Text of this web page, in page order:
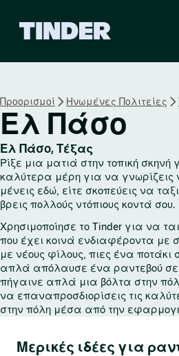
ή
σ
ε
ί
δ
α
T
n
d
e
r
Προορισμοί Ηνωμένες Πολιτείες
Ελ Πάσο
Ελ Πάσο, Τέξας
Ρίξε μια ματιά στην τοπική
καλύτερα μέρη για να γνωρίζεις
μένεις εδώ, είτε σκοπεύεις να
βρεις πολλούς ντόπιους κοντά σου.
Χρησιμοποίησε το Tinder για να
που έχει κοινά ενδιαφέροντα με
με νέους φίλους, πιες ένα
απλά απόλαυσε ένα ραντεβού σε
πήγαινε απλά μια βόλτα στην
να επαναπροσδιορίσεις τις
στην πόλη μέσα από την
Μερικές ιδέες για